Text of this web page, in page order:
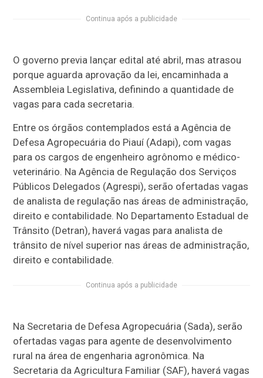
Continua após a publicidade
O governo previa lançar edital até abril, mas atrasou
porque aguarda aprovação da lei, encaminhada a
Assembleia Legislativa, definindo a quantidade de
vagas para cada secretaria.
Entre os órgãos contemplados está a Agência de
Defesa Agropecuária do Piauí (Adapi), com vagas
para os cargos de engenheiro agrônomo e médico-
veterinário. Na Agência de Regulação dos Serviços
Públicos Delegados (Agrespi), serão ofertadas vagas
de analista de regulação nas áreas de administração,
direito e contabilidade. No Departamento Estadual de
Trânsito (Detran), haverá vagas para analista de
trânsito de nível superior nas áreas de administração,
direito e contabilidade.
Continua após a publicidade
Na Secretaria de Defesa Agropecuária (Sada), serão
ofertadas vagas para agente de desenvolvimento
rural na área de engenharia agronômica. Na
Secretaria da Agricultura Familiar (SAF), haverá vagas